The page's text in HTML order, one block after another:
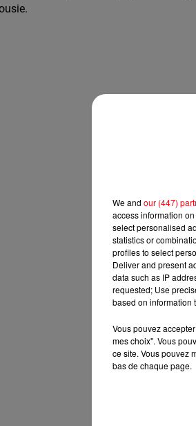
We and our (447)
access information
select personalised
statistics or
profiles to select
Deliver and present
data such as IP
requested; Use
based on information
Vous pouvez
mes choix". Vous
ce site. Vous pouvez
bas de chaque page.